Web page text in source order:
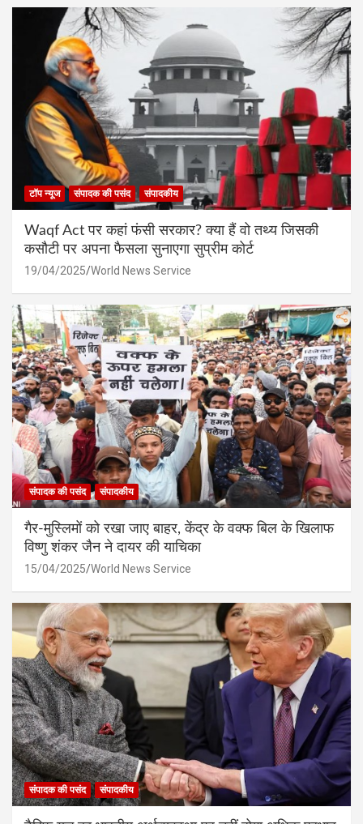
टॉप न्यूज संपादक की पसंद संपादकीय
Waqf Act पर कहां फंसी सरकार? क्या हैं वो तथ्य जिसकी
कसौटी पर अपना फैसला सुनाएगा सुप्रीम कोर्ट
19/04/2025 World News Service
संपादक की पसंद संपादकीय
गैर-मुस्लिमों को रखा जाए बाहर, केंद्र के वक्फ बिल के खिलाफ
विष्णु शंकर जैन ने दायर की याचिका
15/04/2025 World News Service
संपादक की पसंद संपादकीय